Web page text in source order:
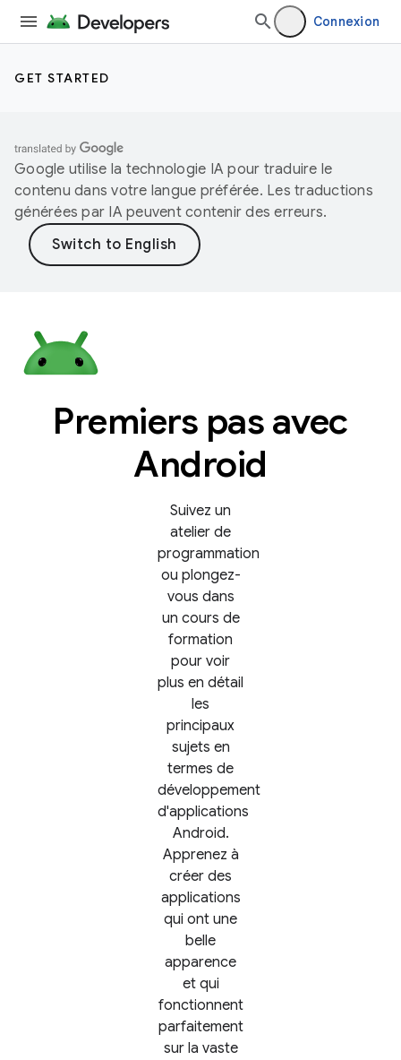
Connexion
GET STARTED
Google utilise la technologie IA pour traduire le
contenu dans votre langue préférée. Les traductions
générées par IA peuvent contenir des erreurs.
Premiers pas avec
Android
Suivez un
atelier de
programmation
ou plongez-
vous dans
un cours de
formation
pour voir
plus en détail
les
principaux
sujets en
termes de
développement
d'applications
Android.
Apprenez à
créer des
applications
qui ont une
belle
apparence
et qui
fonctionnent
parfaitement
sur la vaste